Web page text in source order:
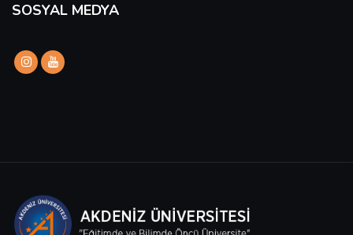
SOSYAL MEDYA